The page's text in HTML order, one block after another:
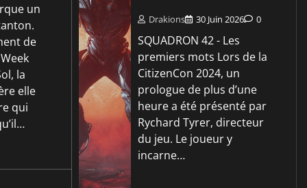
un
de
la
elle
qui
Drakions 30 Juin 2026 0
SQUADRON 42 - Les
premiers mots Lors de la
CitizenCon 2024, un
prologue de plus d’une
heure a été présenté par
Rychard Tyrer, directeur
du jeu. Le joueur y
incarne…